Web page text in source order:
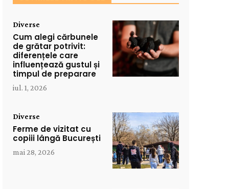
Diverse
Cum alegi cărbunele
de grătar potrivit:
diferențele care
influențează gustul și
timpul de preparare
iul. 1, 2026
Diverse
Ferme de vizitat cu
copiii lângă București
mai 28, 2026